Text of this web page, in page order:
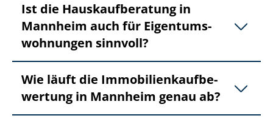
Ist die Haus­kauf­be­ra­tung in
Mannheim auch für Ei­gen­tums­
woh­nun­gen sinnvoll?
Wie läuft die Im­mo­bi­li­en­kauf­be­
wer­tung in Mannheim genau ab?